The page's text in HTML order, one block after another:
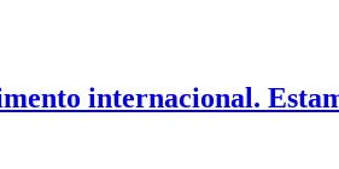
internacional.